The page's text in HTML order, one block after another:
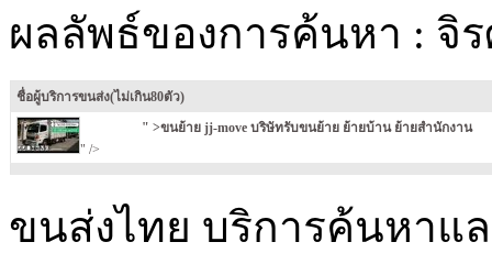
ผลลัพธ์ของการค้นหา : จิ
ชื่อผู้บริการขนส่ง(ไม่เกิน80ตัว)
" />
" >ขนย้าย jj-move บริษัทรับขนย้าย ย้ายบ้าน ย้ายสำนักงาน
ขนส่งไทย บริการค้นหาแ